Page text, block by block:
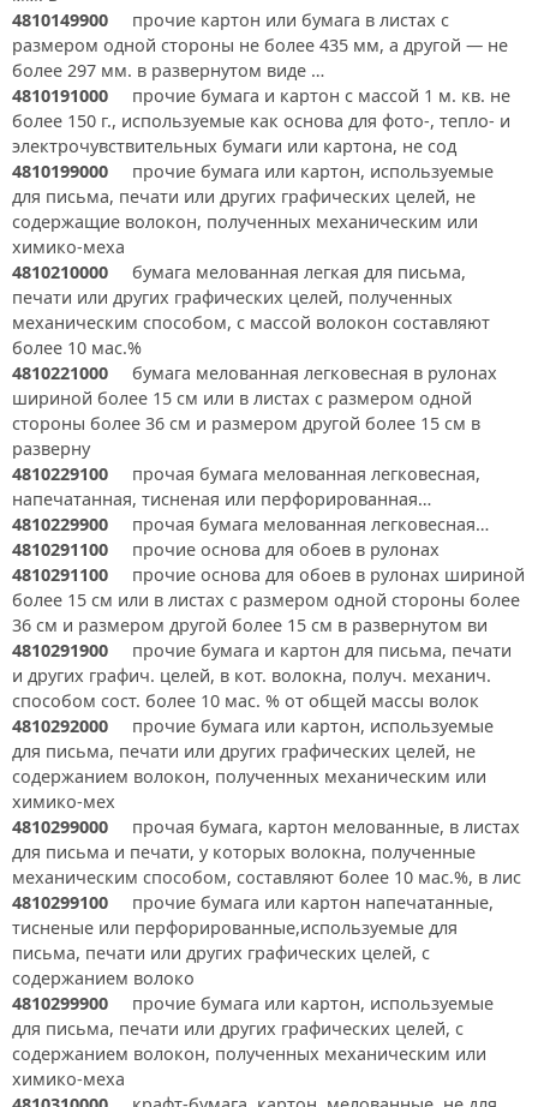
4810149900 прочие картон или бумага в листах с
размером одной стороны не более 435 мм, а другой — не
более 297 мм. в развернутом виде …
4810191000 прочие бумага и картон с массой 1 м. кв. не
более 150 г., используемые как основа для фото-, тепло- и
электрочувствительных бумаги или картона, не сод
4810199000 прочие бумага или картон, используемые
для письма, печати или других графических целей, не
содержащие волокон, полученных механическим или
химико-меха
4810210000 бумага мелованная легкая для письма,
печати или других графических целей, полученных
механическим способом, с массой волокон составляют
более 10 мас.%
4810221000 бумага мелованная легковесная в рулонах
шириной более 15 см или в листах с размером одной
стороны более 36 см и размером другой более 15 см в
разверну
4810229100 прочая бумага мелованная легковесная,
напечатанная, тисненая или перфорированная…
4810229900 прочая бумага мелованная легковесная…
4810291100 прочие основа для обоев в рулонах
4810291100 прочие основа для обоев в рулонах шириной
более 15 см или в листах с размером одной стороны более
36 см и размером другой более 15 см в развернутом ви
4810291900 прочие бумага и картон для письма, печати
и других графич. целей, в кот. волокна, получ. механич.
способом сост. более 10 мас. % от общей массы волок
4810292000 прочие бумага или картон, используемые
для письма, печати или других графических целей, не
содержанием волокон, полученных механическим или
химико-мех
4810299000 прочая бумага, картон мелованные, в листах
для письма и печати, у которых волокна, полученные
механическим способом, составляют более 10 мас.%, в лис
4810299100 прочие бумага или картон напечатанные,
тисненые или перфорированные,используемые для
письма, печати или других графических целей, с
содержанием волоко
4810299900 прочие бумага или картон, используемые
для письма, печати или других графических целей, с
содержанием волокон, полученных механическим или
химико-меха